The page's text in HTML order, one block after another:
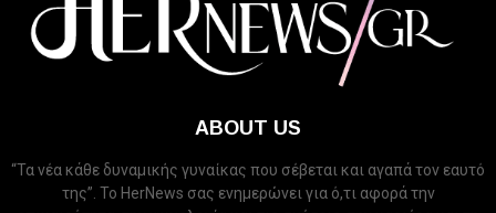
ABOUT US
“Τα νέα κάθε δυναμικής γυναίκας που σέβεται και αγαπά τον εαυτό
της”. Το HerNews σας ενημερώνει για ό,τι αφορά την